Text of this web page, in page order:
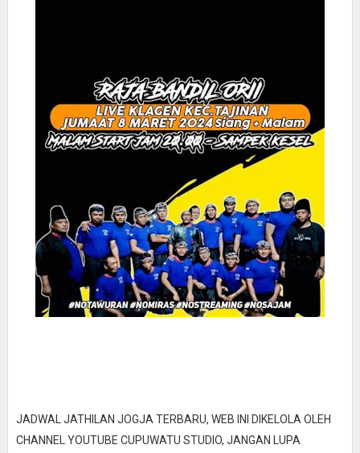
JADWAL JATHILAN JOGJA TERBARU, WEB INI DIKELOLA OLEH
CHANNEL YOUTUBE CUPUWATU STUDIO, JANGAN LUPA